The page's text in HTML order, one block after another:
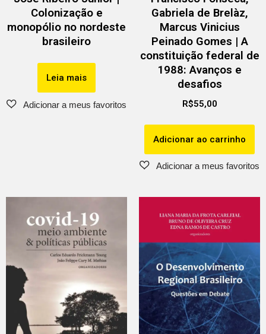
Colonização e
monopólio no nordeste
brasileiro
Leia mais
Gabriela de Brelàz,
Marcus Vinicius
Peinado Gomes | A
constituição federal de
1988: Avanços e
desafios
R$55,00
Adicionar ao carrinho